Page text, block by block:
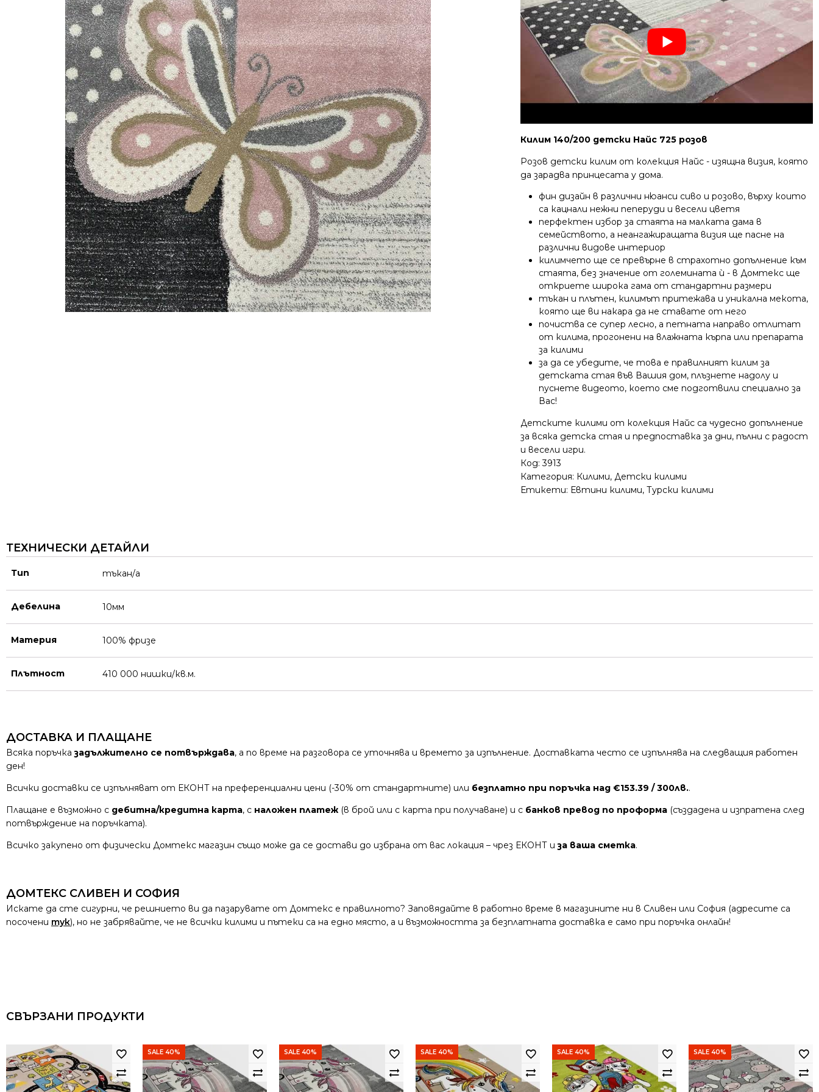
Килим 140/200 детски Найс 725 розов
Розов детски килим от колекция Найс - изящна визия, която
да зарадва принцесата у дома.
фин дизайн в различни нюанси сиво и розово, върху които
са кацнали нежни пеперуди и весели цветя
перфектен избор за стаята на малката дама в
семейството, а неангажиращата визия ще пасне на
различни видове интериор
килимчето ще се превърне в страхотно допълнение към
стаята, без значение от големината ѝ - в Домтекс ще
откриете широка гама от стандартни размери
тъкан и плътен, килимът притежава и уникална мекота,
която ще ви накара да не ставате от него
почиства се супер лесно, а петната направо отлитат
от килима, прогонени на влажната кърпа или препарата
за килими
за да се убедите, че това е правилният килим за
детската стая във Вашия дом, плъзнете надолу и
пуснете видеото, което сме подготвили специално за
Вас!
Детските килими от колекция Найс са чудесно допълнение
за всяка детска стая и предпоставка за дни, пълни с радост
и весели игри.
Код:3913
Категория: Килими, Детски килими
Етикети: Евтини килими,Турски килими
ТЕХНИЧЕСКИ ДЕТАЙЛИ
Тип тъкан/а
Дебелина 10мм
Материя 100% фризе
Плътност 410 000 нишки/кв.м.
ДОСТАВКА И ПЛАЩАНЕ
Всяка поръчказадължително се потвърждава, а по време на разговора се уточнява и времето за изпълнение. Доставката често се изпълнява на следващия работен
ден!
Всички доставки се изпълняват от ЕКОНТ на преференциални цени (-30% от стандартните) или безплатно при поръчка над €153.39 / 300лв..
Плащане е възможно с дебитна/кредитна карта, с наложен платеж (в брой или с карта при получаване) и с банков превод по проформа (създадена и изпратена след
потвърждение на поръчката).
Всичко закупено от физически Домтекс магазин също може да се достави до избрана от вас локация – чрез ЕКОНТ иза ваша сметка.
ДОМТЕКС СЛИВЕН И СОФИЯ
Искате да сте сигурни, че решнието ви да пазарувате от Домтекс е правилното? Заповядайте в работно време в магазините ни в Сливен или София (адресите са
посочени тук), но не забрявайте, че не всички килими и пътеки са на едно място, а и възможността за безплатната доставка е само при поръчка онлайн!
СВЪРЗАНИ ПРОДУКТИ
SALE 40% SALE 40% SALE 40% SALE 40% SALE 40%